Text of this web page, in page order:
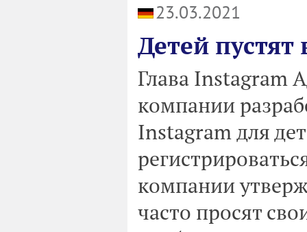
23.03.2021
Детей
Глава Instagram
компании
Instagram для
компании
часто просят